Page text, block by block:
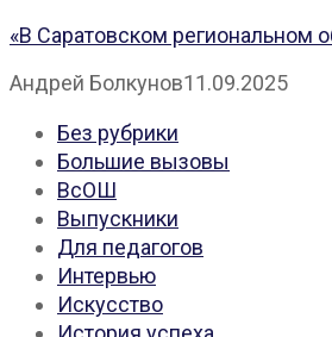
«В Саратовском региональном
Андрей Болкунов11.09.2025
Без рубрики
Большие вызовы
ВсОШ
Выпускники
Для педагогов
Интервью
Искусство